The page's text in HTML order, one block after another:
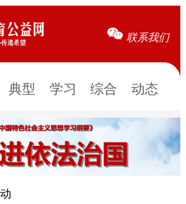
联系我们
典型 学习 综合 动态